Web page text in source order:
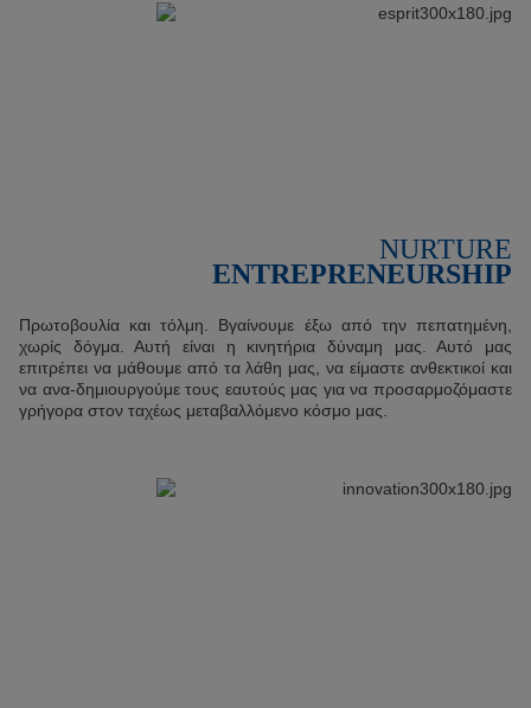
NURTURE
ENTREPRENEURSHIP
Πρωτοβουλία και τόλμη. Βγαίνουμε έξω από την πεπατημένη,
χωρίς δόγμα. Αυτή είναι η κινητήρια δύναμη μας. Αυτό μας
επιτρέπει να μάθουμε από τα λάθη μας, να είμαστε ανθεκτικοί και
να ανα-δημιουργούμε τους εαυτούς μας για να προσαρμοζόμαστε
γρήγορα στον ταχέως μεταβαλλόμενο κόσμο μας.